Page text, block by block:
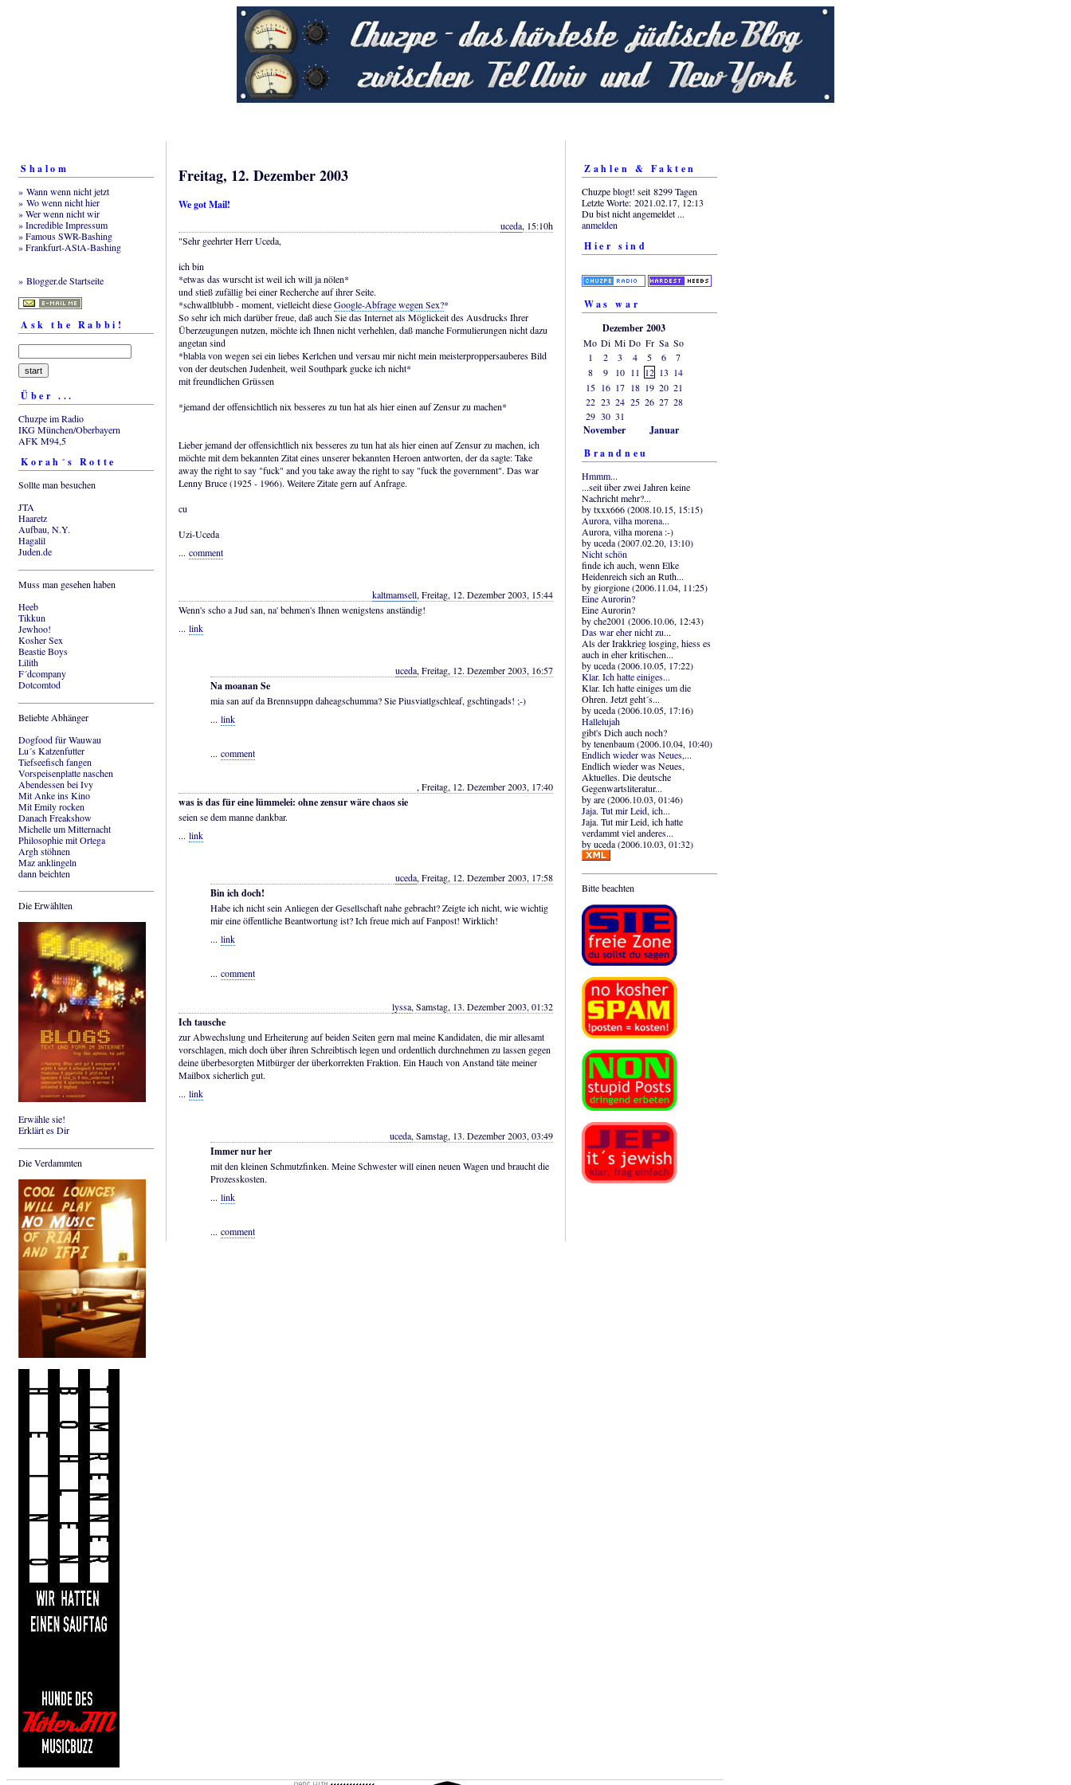
Shalom
» Wann wenn nicht jetzt
» Wo wenn nicht hier
» Wer wenn nicht wir
» Incredible Impressum
» Famous SWR-Bashing
» Frankfurt-AStA-Bashing
» Blogger.de Startseite
Ask the Rabbi!
Über ...
Chuzpe im Radio
IKG München/Oberbayern
AFK M94,5
Korah´s Rotte
Sollte man besuchen
JTA
Haaretz
Aufbau, N.Y.
Hagalil
Juden.de
Muss man gesehen haben
Heeb
Tikkun
Jewhoo!
Kosher Sex
Beastie Boys
Lilith
F´dcompany
Dotcomtod
Beliebte Abhänger
Dogfood für Wauwau
Lu´s Katzenfutter
Tiefseefisch fangen
Vorspeisenplatte naschen
Abendessen bei Ivy
Mit Anke ins Kino
Mit Emily rocken
Danach Freakshow
Michelle um Mitternacht
Philosophie mit Ortega
Argh stöhnen
Maz anklingeln
dann beichten
Die Erwählten
Erwähle sie!
Erklärt es Dir
Die Verdammten
Freitag, 12. Dezember 2003
We got Mail!
uceda, 15:10h
"Sehr geehrter Herr Uceda,
ich bin
*etwas das wurscht ist weil ich will ja nölen*
und stieß zufällig bei einer Recherche auf ihrer Seite.
*schwallblubb - moment, vielleicht dieseGoogle-Abfrage wegen Sex?*
So sehr ich mich darüber freue, daß auch Sie das Internet als Möglickeit des Ausdrucks Ihrer
Überzeugungen nutzen, möchte ich Ihnen nicht verhehlen, daß manche Formulierungen nicht dazu
angetan sind
*blabla von wegen sei ein liebes Kerlchen und versau mir nicht mein meisterproppersauberes Bild
von der deutschen Judenheit, weil Southpark gucke ich nicht*
mit freundlichen Grüssen
*jemand der offensichtlich nix besseres zu tun hat als hier einen auf Zensur zu machen*
Lieber jemand der offensichtlich nix besseres zu tun hat als hier einen auf Zensur zu machen, ich
möchte mit dem bekannten Zitat eines unserer bekannten Heroen antworten, der da sagte: Take
away the right to say "fuck" and you take away the right to say "fuck the government". Das war
Lenny Bruce (1925 - 1966). Weitere Zitate gern auf Anfrage.
cu
Uzi-Uceda
... comment
kaltmamsell, Freitag, 12. Dezember 2003, 15:44
Wenn's scho a Jud san, na' behmen's Ihnen wenigstens anständig!
... link
uceda, Freitag, 12. Dezember 2003, 16:57
Na moanan Se
mia san auf da Brennsuppn daheagschumma? Sie Piusviatlgschleaf, gschtingads! ;-)
... link
... comment
, Freitag, 12. Dezember 2003, 17:40
was is das für eine lümmelei: ohne zensur wäre chaos sie
seien se dem manne dankbar.
... link
uceda, Freitag, 12. Dezember 2003, 17:58
Bin ich doch!
Habe ich nicht sein Anliegen der Gesellschaft nahe gebracht? Zeigte ich nicht, wie wichtig
mir eine öffentliche Beantwortung ist? Ich freue mich auf Fanpost! Wirklich!
... link
... comment
lyssa, Samstag, 13. Dezember 2003, 01:32
Ich tausche
zur Abwechslung und Erheiterung auf beiden Seiten gern mal meine Kandidaten, die mir allesamt
vorschlagen, mich doch über ihren Schreibtisch legen und ordentlich durchnehmen zu lassen gegen
deine überbesorgten Mitbürger der überkorrekten Fraktion. Ein Hauch von Anstand täte meiner
Mailbox sicherlich gut.
... link
uceda, Samstag, 13. Dezember 2003, 03:49
Immer nur her
mit den kleinen Schmutzfinken. Meine Schwester will einen neuen Wagen und braucht die
Prozesskosten.
... link
... comment
Zahlen & Fakten
Chuzpe blogt! seit 8299 Tagen
Letzte Worte: 2021.02.17, 12:13
Du bist nicht angemeldet ...
anmelden
Hier sind
Was war
Dezember 2003
Mo Di Mi Do Fr Sa So
1
2 3 4 5 6
7
8
9 10 11 12 13 14
15 16 17 18 19 20 21
22 23 24 25 26 27 28
29 30 31
November
Januar
Brandneu
Hmmm...
...seit über zwei Jahren keine
Nachricht mehr?...
by txxx666 (2008.10.15, 15:15)
Aurora, vilha morena...
Aurora, vilha morena :-)
by uceda (2007.02.20, 13:10)
Nicht schön
finde ich auch, wenn Elke
Heidenreich sich an Ruth...
by giorgione (2006.11.04, 11:25)
Eine Aurorin?
Eine Aurorin?
by che2001 (2006.10.06, 12:43)
Das war eher nicht zu...
Als der Irakkrieg losging, hiess es
auch in eher kritischen...
by uceda (2006.10.05, 17:22)
Klar. Ich hatte einiges...
Klar. Ich hatte einiges um die
Ohren. Jetzt geht´s...
by uceda (2006.10.05, 17:16)
Hallelujah
gibt's Dich auch noch?
by tenenbaum (2006.10.04, 10:40)
Endlich wieder was Neues,...
Endlich wieder was Neues,
Aktuelles. Die deutsche
Gegenwartsliteratur...
by are (2006.10.03, 01:46)
Jaja. Tut mir Leid, ich...
Jaja. Tut mir Leid, ich hatte
verdammt viel anderes...
by uceda (2006.10.03, 01:32)
Bitte beachten